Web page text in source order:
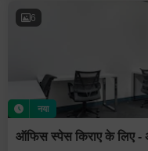
6
नया
ऑफिस स्पेस किराए के लिए -